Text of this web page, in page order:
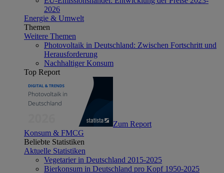
2026
Energie & Umwelt
Themen
Weitere Themen
Photovoltaik in Deutschland: Zwischen Fortschritt und
Herausforderung
Nachhaltiger Konsum
Top Report
Zum Report
Konsum & FMCG
Beliebte Statistiken
Aktuelle Statistiken
Vegetarier in Deutschland 2015-2025
Bierkonsum in Deutschland pro Kopf 1950-2025